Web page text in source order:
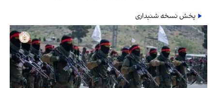
پخش نسخه شنیداری